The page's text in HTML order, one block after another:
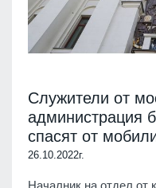
Служители от
администрация
спасят от
26.10.2022г.
Началник на отдел от